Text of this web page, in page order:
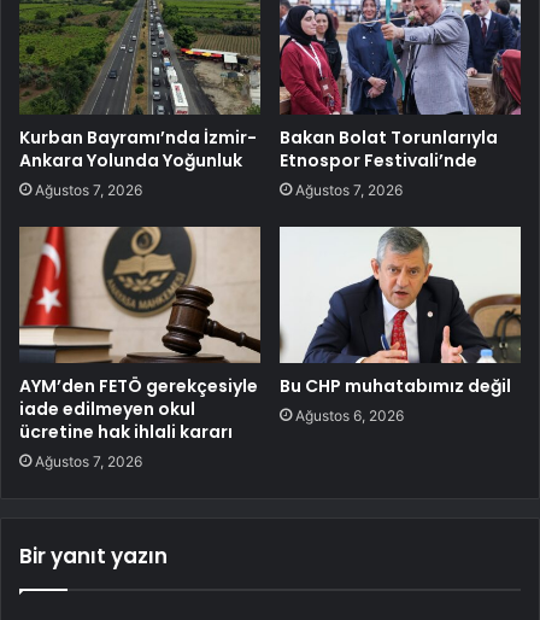
Kurban Bayramı’nda İzmir-
Ankara Yolunda Yoğunluk
Ağustos 7, 2026
Bakan Bolat Torunlarıyla
Etnospor Festivali’nde
Ağustos 7, 2026
AYM’den FETÖ gerekçesiyle
iade edilmeyen okul
ücretine hak ihlali kararı
Ağustos 7, 2026
Bu CHP muhatabımız değil
Ağustos 6, 2026
Bir yanıt yazın